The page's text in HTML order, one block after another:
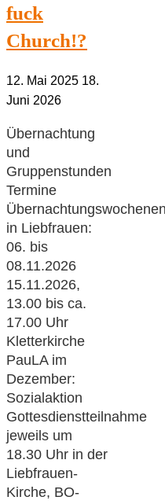
fuck
Church!?
12. Mai 2025 18.
Juni 2026
Übernachtung
und
Gruppenstunden
Termine
in Liebfrauen:
06. bis
08.11.2026
15.11.2026,
13.00 bis ca.
17.00 Uhr
Kletterkirche
PauLA im
Dezember:
Sozialaktion
Gottesdienstteilnahme
jeweils um
18.30 Uhr in der
Liebfrauen-
Kirche, BO-